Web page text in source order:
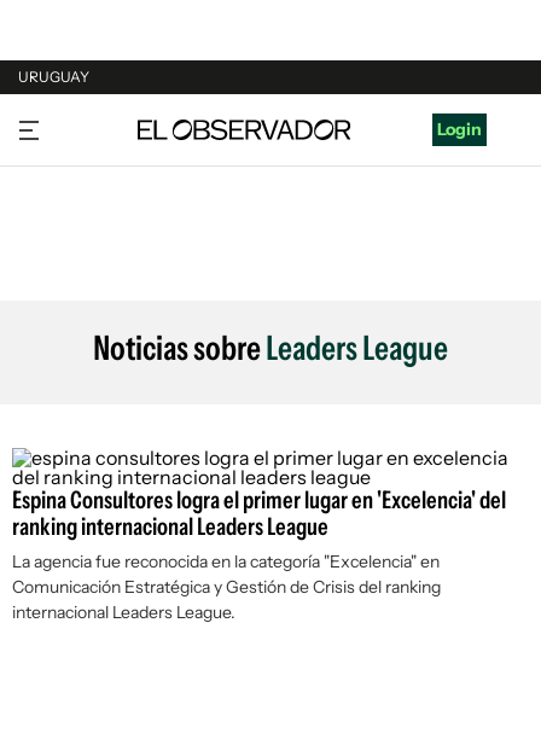
URUGUAY
URUGUAY
ARGENTINA
Login
Noticias sobreLeaders League
Espina Consultores logra el primer lugar en 'Excelencia' del
ranking internacional Leaders League
La agencia fue reconocida en la categoría "Excelencia" en
Comunicación Estratégica y Gestión de Crisis del ranking
internacional Leaders League.